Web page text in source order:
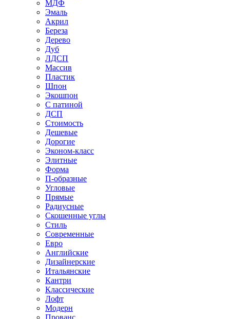
МДФ
Эмаль
Акрил
Береза
Дерево
Дуб
ЛДСП
Массив
Пластик
Шпон
Экошпон
С патиной
ДСП
Стоимость
Дешевые
Дорогие
Эконом-класс
Элитные
Форма
П-образные
Угловые
Прямые
Радиусные
Скошенные углы
Стиль
Современные
Евро
Английские
Дизайнерские
Итальянские
Кантри
Классические
Лофт
Модерн
Прованс